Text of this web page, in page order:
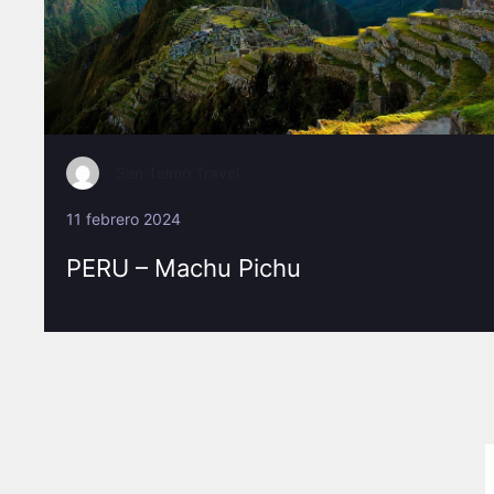
11 febrero 2024
PERU – Machu Pichu